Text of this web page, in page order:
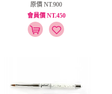
原價 NT.900
會員價 NT.450